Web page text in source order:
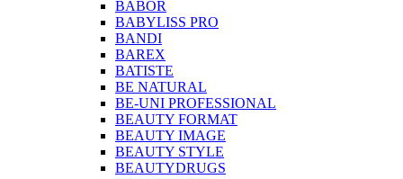
BABOR
BABYLISS PRO
BANDI
BAREX
BATISTE
BE NATURAL
BE-UNI PROFESSIONAL
BEAUTY FORMAT
BEAUTY IMAGE
BEAUTY STYLE
BEAUTYDRUGS